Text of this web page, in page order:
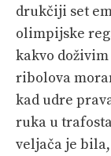
drukčiji set
olimpijske
kakvo
ribolova
kad udre
ruka u
veljača je